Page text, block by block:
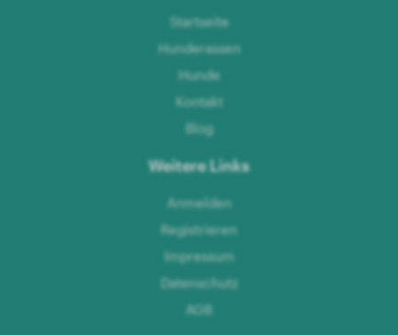
Startseite
Hunderassen
Hunde
Kontakt
Blog
Weitere Links
Anmelden
Registrieren
Impressum
Datenschutz
AGB